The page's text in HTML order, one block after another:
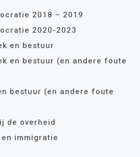
2018 – 2019
2020-2023
en bestuur
en bestuur (en andere foute
bestuur (en andere foute
de overheid
immigratie